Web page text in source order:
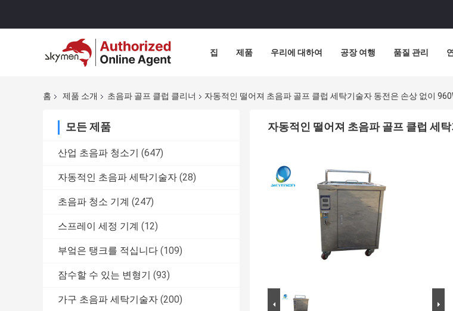
집 제품 우리에 대하여 공장 여행 품질 관리
홈 제품 소개 초음파 골프 클럽 클리너 자동적인 떨어져 초음파 골프 클럽 세탁기술자 동전은 손상 없이
모든 제품
산업 초음파 청소기 (647)
자동적인 초음파 세탁기술자 (28)
초음파 청소 기계 (247)
스프레이 세정 기계 (12)
부엌은 탱크를 적십니다 (109)
잠수할 수 있는 변형기 (93)
가구 초음파 세탁기술자 (200)
자동적인 떨어져 초음파 골프 클럽 세